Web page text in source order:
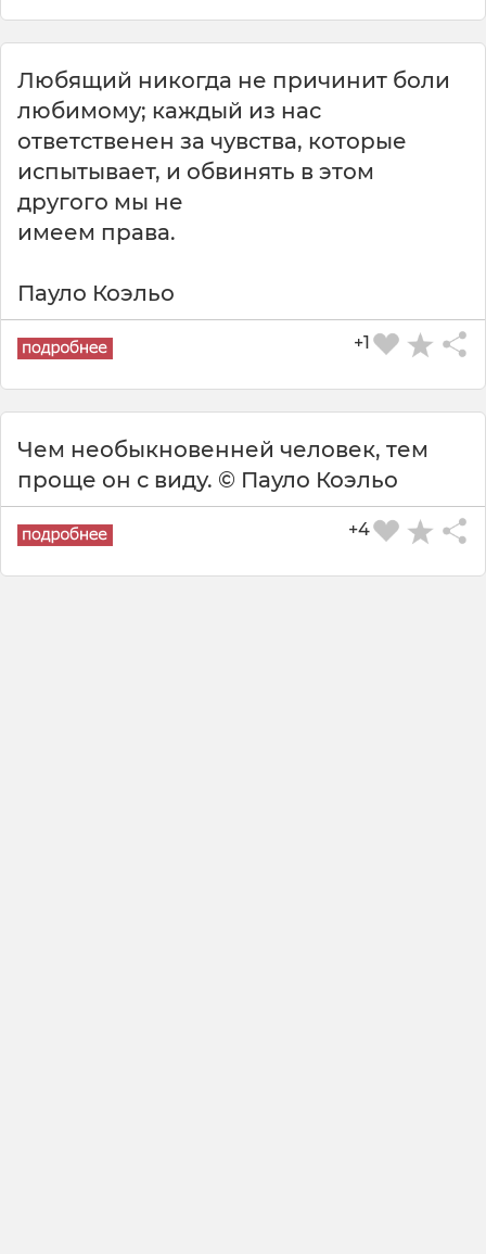
Любящий никогда не причинит боли
любимому; каждый из нас
ответственен за чувства, которые
испытывает, и обвинять в этом
другого мы не
имеем права.
Пауло Коэльо
+1
Чем необыкновенней человек, тем
проще он с виду. © Пауло Коэльо
+4